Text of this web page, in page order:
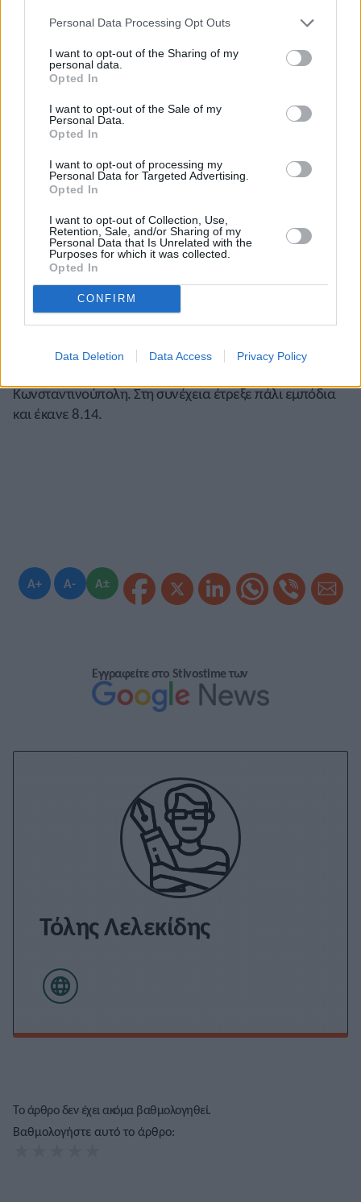
Personal Data Processing Opt Outs
I want to opt-out of the Sharing of my
personal data.
Opted In
I want to opt-out of the Sale of my
Personal Data.
Opted In
I want to opt-out of processing my
Personal Data for Targeted Advertising.
Opted In
I want to opt-out of Collection, Use,
Retention, Sale, and/or Sharing of my
Personal Data that Is Unrelated with the
Purposes for which it was collected.
Opted In
CONFIRM
Data Deletion Data Access Privacy Policy
A+ A- A±
60μ. σε 7.09 στο μίτινγκ του Γιάμπλονετς (WIT Bronze),
ενώ στις σειρές είχε κάνει 7.18. Δεύτερη ήταν η Ιρλανδή
Μανάσοβαμε 7.34. Στους άνδρες νικητής στα 60μ. ήταν
ο ΤούρκοςΚαϊχάν Οζέρ
ΠολωνόςΌλιβερ Βντόβικμε 6.61 και ο Τσέχος
Γιάν
Βελέμπαμε 6.64. Στη σφαιροβολία κέρδισε ο Τσέχος
Τόμας Στάνεκ μ
επίδοση στην Ευρώπη. Ακόμη στα 60μ. εμπόδια πρώτος
ήταν ο ΤσέχοςΠετρ Σβόμπονταμε 7.59 και στις γυναίκες
πρώτη ήταν η συμπατριώτισσά τουΤερέζα Βοκάλοβα
8.15.
ΦΙΝΛΑΝΔΙΑ:Η ΦινλανδήΛότα Χάραλα
στο Τάμπερε και έπιασε το όριο για το
Κωνσταντινούπολη. Στη συνέχεια έτρεξε πάλι εμπόδια
και έκανε 8.14.
Εγγραφείτε στο Stivostime των
Τόλης Λελεκίδης
Το άρθρο δεν έχει ακόμα βαθμολογηθεί.
Βαθμολογήστε αυτό το άρθρο: